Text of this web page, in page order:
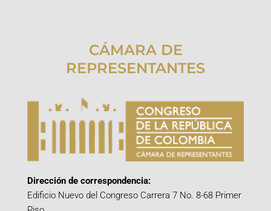
CÁMARA DE
REPRESENTANTES
Dirección de correspondencia:
Edificio Nuevo del Congreso Carrera 7 No. 8-68 Primer